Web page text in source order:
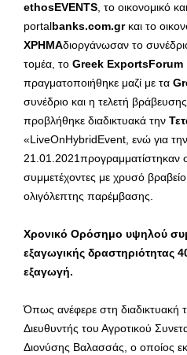
ethosEVENTS , το οικονομικό
portalbanks.com.grκαι το
ΧΡΗΜΑδιοργάνωσαν το
τομέα, το Greek ExportsForum
πραγματοποιήθηκε μαζί με τα
συνέδριο και η τελετή
προβλήθηκε διαδικτυακά την
«LiveOnHybridEvent, ενώ για
21.01.2021προγραμματίστηκαν
συμμετέχοντες με χρυσό
ολιγόλεπτης παρέμβασης.
Χρονικό Ορόσημο υψηλού
εξαγωγικής δραστηριότητας
εξαγωγή.
Όπως ανέφερε στη διαδικτυακή
Διευθυντής του Αγροτικού
Διονύσης Βαλασσάς, ο οποίος